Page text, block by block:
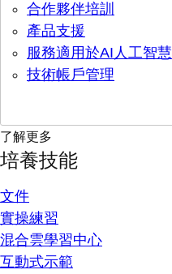
合作夥伴培訓
產品支援
服務適用於AI人工智慧
技術帳戶管理
了解更多
培養技能
文件
實操練習
混合雲學習中心
互動式示範